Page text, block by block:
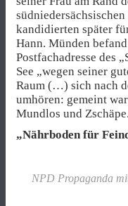
kandidierten später
Hann. Münden
Postfachadresse des
See „wegen seiner
Raum (…) sich nach
umhören: gemeint
Mundlos und Zschäpe.
„Nährboden für
NPD Propaganda